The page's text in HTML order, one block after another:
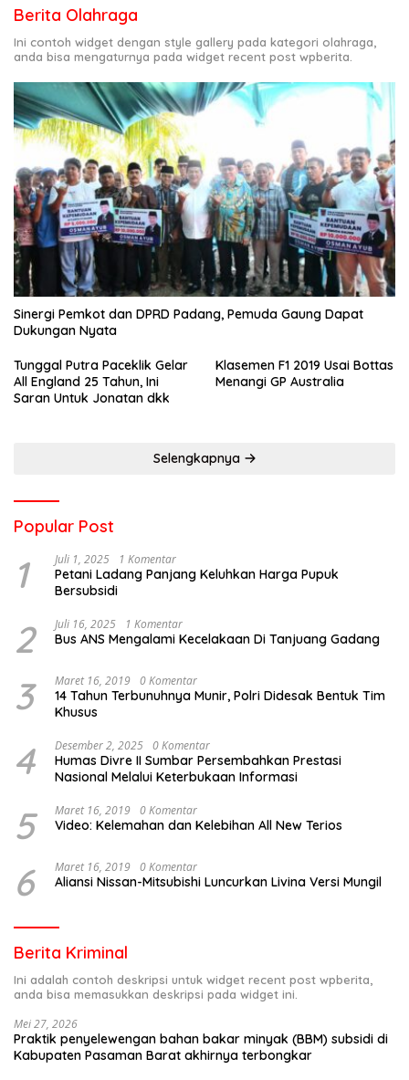
Berita Olahraga
Ini contoh widget dengan style gallery pada kategori olahraga,
anda bisa mengaturnya pada widget recent post wpberita.
Sinergi Pemkot dan DPRD Padang, Pemuda Gaung Dapat
Dukungan Nyata
Tunggal Putra Paceklik Gelar
All England 25 Tahun, Ini
Saran Untuk Jonatan dkk
Klasemen F1 2019 Usai Bottas
Menangi GP Australia
Selengkapnya
Popular Post
1 Juli 1, 2025 1 Komentar
Petani Ladang Panjang Keluhkan Harga Pupuk
Bersubsidi
2 Juli 16, 2025 1 Komentar
Bus ANS Mengalami Kecelakaan Di Tanjuang Gadang
3 Maret 16, 2019 0 Komentar
14 Tahun Terbunuhnya Munir, Polri Didesak Bentuk Tim
Khusus
4 Desember 2, 2025 0 Komentar
Humas Divre II Sumbar Persembahkan Prestasi
Nasional Melalui Keterbukaan Informasi
5 Maret 16, 2019 0 Komentar
Video: Kelemahan dan Kelebihan All New Terios
6 Maret 16, 2019 0 Komentar
Aliansi Nissan-Mitsubishi Luncurkan Livina Versi Mungil
Berita Kriminal
Ini adalah contoh deskripsi untuk widget recent post wpberita,
anda bisa memasukkan deskripsi pada widget ini.
Mei 27, 2026
Praktik penyelewengan bahan bakar minyak (BBM) subsidi di
Kabupaten Pasaman Barat akhirnya terbongkar